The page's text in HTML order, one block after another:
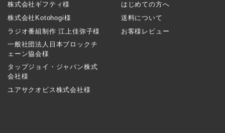
株式会社ギフティ様
株式会社Kotohogi様
ラジオ番組制作 江上佳弥子様
一般社団法人日本ブロックチ
ェーン協会様
タップジョイ・ジャパン株式
会社様
ユアサクオビス株式会社様
はじめての方へ
送料について
お客様レビュー